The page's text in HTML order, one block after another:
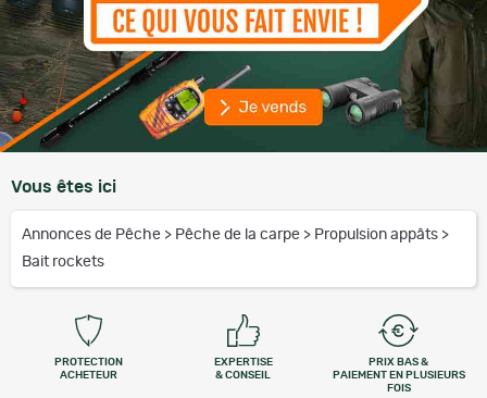
Vous êtes ici
Annonces de Pêche > Pêche de la carpe > Propulsion appâts >
Bait rockets
PROTECTION
ACHETEUR
EXPERTISE
& CONSEIL
PRIX BAS &
PAIEMENT EN PLUSIEURS
FOIS